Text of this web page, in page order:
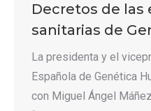
Decretos de las
sanitarias de
La presidenta y el
Española de Genética
con Miguel Ángel